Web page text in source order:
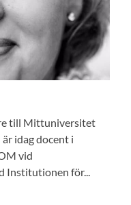
till Mittuniversitet
idag docent i
vid
Institutionen för...